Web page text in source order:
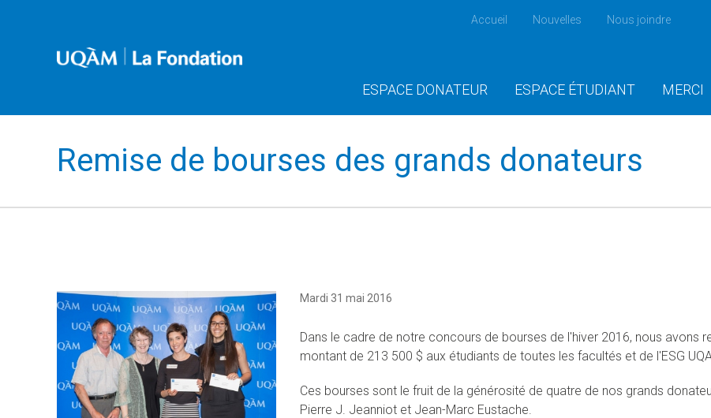
Accueil Nouvelles Nous joindre
ESPACE DONATEUR ESPACE ÉTUDIANT MERCI
Remise de bourses des grands donateurs
Mardi 31 mai 2016
Dans le cadre de notre concours de bourses de l'hiver 2016, nous avons
montant de 213 500 $ aux étudiants de toutes les facultés et de l'ESG
Ces bourses sont le fruit de la générosité de quatre de nos grands
Pierre J. Jeanniot et Jean-Marc Eustache.